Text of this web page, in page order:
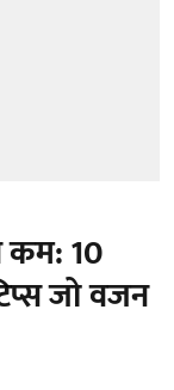
कम: 10
जो वजन